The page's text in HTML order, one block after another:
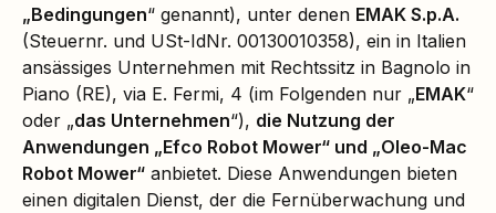
„Bedingungen“ genannt), unter denen EMAK S.p.A.
(Steuernr. und USt-IdNr. 00130010358), ein in Italien
ansässiges Unternehmen mit Rechtssitz in Bagnolo in
Piano (RE), via E. Fermi, 4 (im Folgenden nur „EMAK“
oder „das Unternehmen“), die Nutzung der
Anwendungen „Efco Robot Mower“ und „Oleo-Mac
Robot Mower“ anbietet. Diese Anwendungen bieten
einen digitalen Dienst, der die Fernüberwachung und